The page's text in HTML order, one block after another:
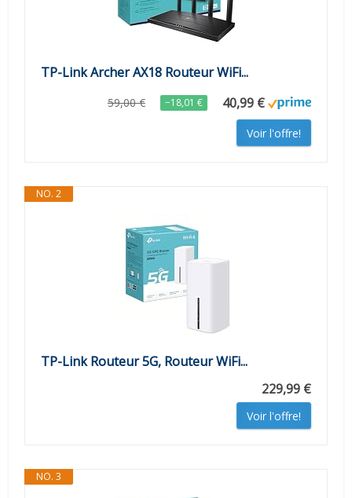
TP-Link Archer AX18 Routeur WiFi...
59,00 € −18,01 € 40,99 €
Voir l'offre!
NO. 2
TP-Link Routeur 5G, Routeur WiFi...
229,99 €
Voir l'offre!
NO. 3